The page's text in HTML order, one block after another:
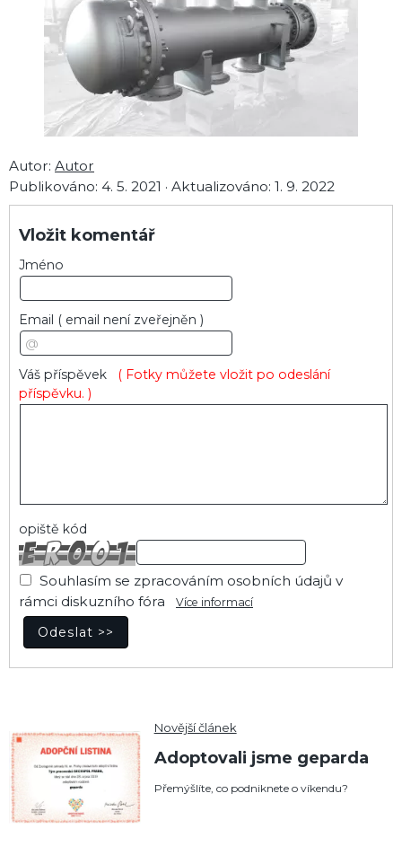
Autor: Autor
Publikováno: 4. 5. 2021 · Aktualizováno: 1. 9. 2022
Vložit komentář
Jméno
Email ( email není zveřejněn )
Váš příspěvek
( Fotky můžete vložit po odeslání
příspěvku. )
opiště kód
Souhlasím se zpracováním osobních údajů v
rámci diskuzního fóra
Více informací
Novější článek
Adoptovali jsme geparda
Přemýšlíte, co podniknete o víkendu?